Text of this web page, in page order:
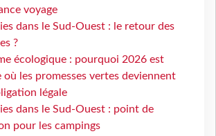
voyage
dans le Sud-Ouest : le retour des
?
écologique : pourquoi 2026 est
où les promesses vertes deviennent
légale
dans le Sud-Ouest : point de
pour les campings